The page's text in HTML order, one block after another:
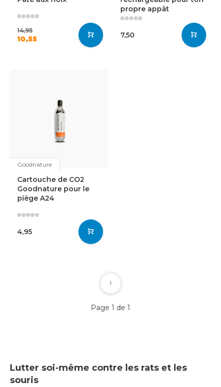
14,95
10,55
propre appât
7,50
Goodnature
Cartouche de CO2
Goodnature pour le
piège A24
4,95
Page 1 de 1
1
Lutter soi-même contre les rats et les
souris